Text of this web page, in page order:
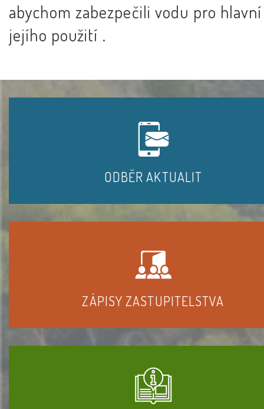
abychom zabezpečili vodu pro
jejího použití .
ODBĚR AKTUALIT
ZÁPISY ZASTUPITELSTVA